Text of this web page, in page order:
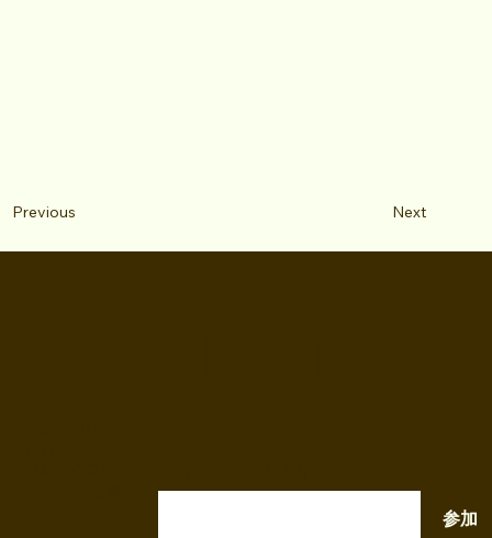
Previous Next
参加